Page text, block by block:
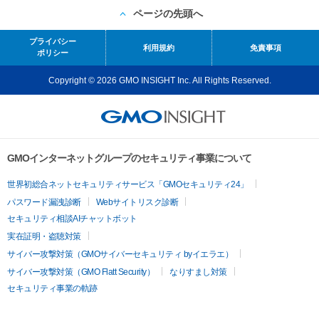
ページの先頭へ
プライバシー
ポリシー
利用規約 免責事項
Copyright © 2026 GMO INSIGHT Inc. All Rights Reserved.
GMOインターネットグループのセキュリティ事業について
世界初総合ネットセキュリティサービス「GMOセキュリティ24」
パスワード漏洩診断
Webサイトリスク診断
セキュリティ相談AIチャットボット
実在証明・盗聴対策
サイバー攻撃対策（GMOサイバーセキュリティ byイエラエ）
サイバー攻撃対策（GMO Flatt Security）
なりすまし対策
セキュリティ事業の軌跡